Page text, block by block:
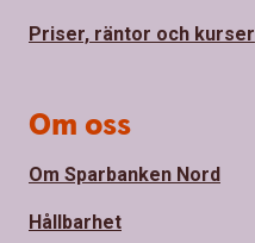
Priser, räntor och kurser
Om oss
Om Sparbanken Nord
Hållbarhet